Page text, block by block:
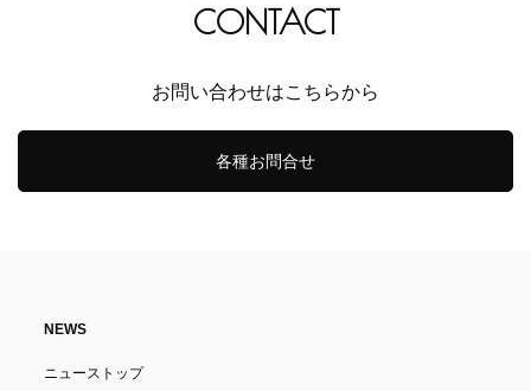
CONTACT
お問い合わせはこちらから
各種お問合せ
NEWS
ニューストップ